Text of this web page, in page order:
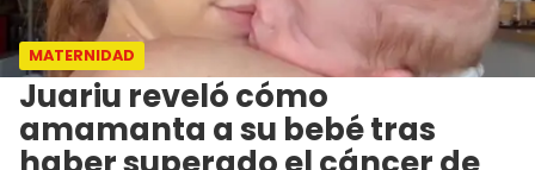
MATERNIDAD
Juariu reveló cómo
amamanta a su bebé tras